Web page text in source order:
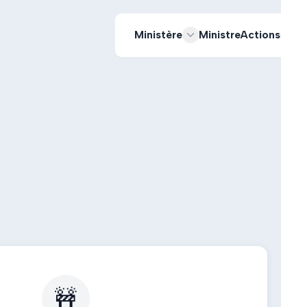
Ministère MinistreActions
🚧